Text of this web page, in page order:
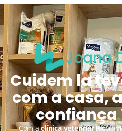
Cuidem la
com a casa,
confiança
Com aclínica veterinària